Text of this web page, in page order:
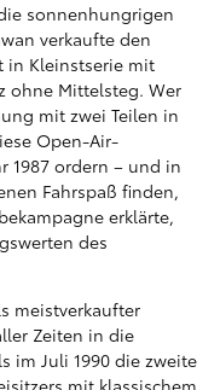
sonnenhungrigen
verkaufte den
in Kleinstserie mit
ohne Mittelsteg. Wer
mit zwei Teilen in
Open-Air-
1987 ordern – und in
Fahrspaß finden,
erklärte,
des
meistverkaufter
Zeiten in die
im Juli 1990 die zweite
mit klassischem